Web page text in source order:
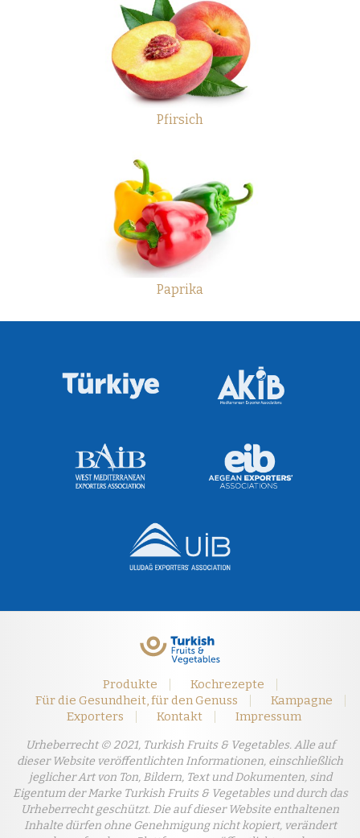
Pfirsich
Paprika
Produkte
Kochrezepte
Für die Gesundheit, für den Genuss
Kampagne
Exporters
Kontakt Impressum
Urheberrecht © 2021, Turkish Fruits & Vegetables. Alle auf
dieser Website veröffentlichten Informationen, einschließlich
jeglicher Art von Ton, Bildern, Text und Dokumenten, sind
Eigentum der Marke Turkish Fruits & Vegetables und durch das
Urheberrecht geschützt. Die auf dieser Website enthaltenen
Inhalte dürfen ohne Genehmigung nicht kopiert, verändert